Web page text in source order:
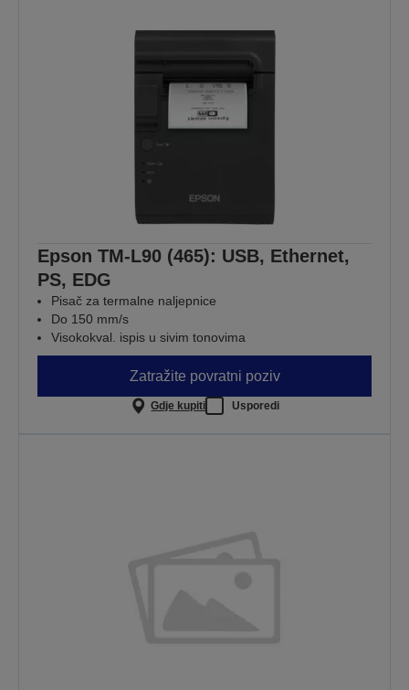
Epson TM-L90 (465): USB, Ethernet,
PS, EDG
Pisač za termalne naljepnice
Do 150 mm/s
Visokokval. ispis u sivim tonovima
Zatražite povratni poziv
Gdje kupiti Usporedi